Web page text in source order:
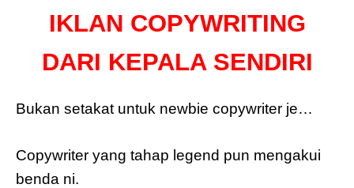
IKLAN COPYWRITING
DARI KEPALA SENDIRI
Bukan setakat untuk newbie copywriter je…
Copywriter yang tahap legend pun mengakui
benda ni.